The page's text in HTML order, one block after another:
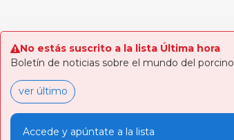
No estás suscrito a la lista Última hora
Boletín de noticias sobre el mundo del porcino
ver último
Accede y apúntate a la lista